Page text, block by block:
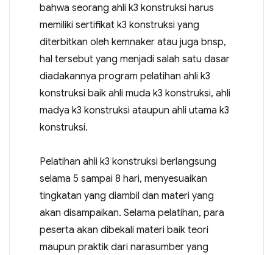
bahwa seorang ahli k3 konstruksi harus
memiliki sertifikat k3 konstruksi yang
diterbitkan oleh kemnaker atau juga bnsp,
hal tersebut yang menjadi salah satu dasar
diadakannya program pelatihan ahli k3
konstruksi baik ahli muda k3 konstruksi, ahli
madya k3 konstruksi ataupun ahli utama k3
konstruksi.
Pelatihan ahli k3 konstruksi berlangsung
selama 5 sampai 8 hari, menyesuaikan
tingkatan yang diambil dan materi yang
akan disampaikan. Selama pelatihan, para
peserta akan dibekali materi baik teori
maupun praktik dari narasumber yang